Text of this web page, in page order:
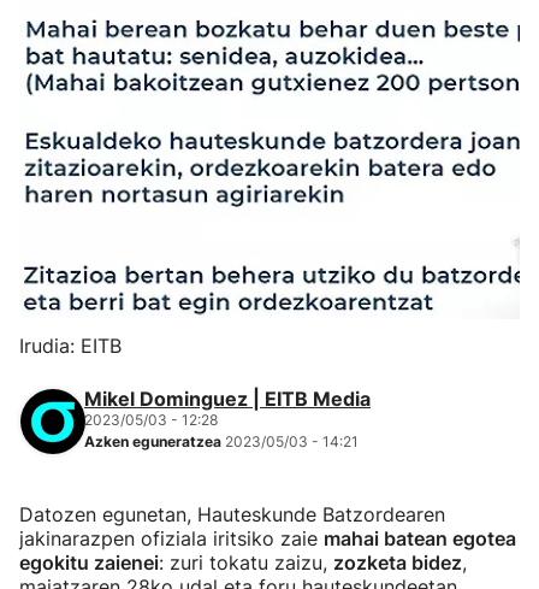
Irudia: EITB
Mikel Dominguez | EITB Media
2023/05/03 - 12:28
Azken eguneratzea 2023/05/03 - 14:21
Datozen egunetan, Hauteskunde Batzordearen
jakinarazpen ofiziala iritsiko zaie mahai batean egotea
egokitu zaienei: zuri tokatu zaizu, zozketa bidez,